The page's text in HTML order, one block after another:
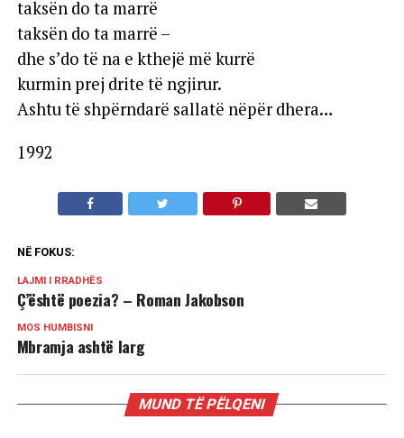
taksën do ta marrë
taksën do ta marrë –
dhe s’do të na e kthejë më kurrë
kurmin prej drite të ngjirur.
Ashtu të shpërndarë sallatë nëpër dhera…
1992
NË FOKUS:
LAJMI I RRADHËS
Ç’është poezia? – Roman Jakobson
MOS HUMBISNI
Mbramja ashtë larg
MUND TË PËLQENI